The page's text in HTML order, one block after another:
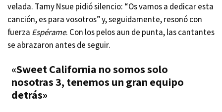
velada. Tamy Nsue pidió silencio: “Os vamos a dedicar esta
canción, es para vosotros” y, seguidamente, resonó con
fuerza Espérame. Con los pelos aun de punta, las cantantes
se abrazaron antes de seguir.
«Sweet California no somos solo
nosotras 3, tenemos un gran equipo
detrás»